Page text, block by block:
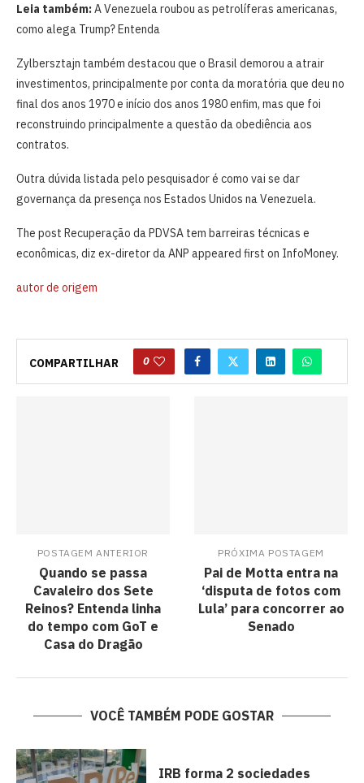
Leia também:A Venezuela roubou as petrolíferas americanas,
como alega Trump? Entenda
Zylbersztajn também destacou que o Brasil demorou a atrair
investimentos, principalmente por conta da moratória que deu no
final dos anos 1970 e início dos anos 1980 enfim, mas que foi
reconstruindo principalmente a questão da obediência aos
contratos.
Outra dúvida listada pelo pesquisador é como vai se dar
governança da presença nos Estados Unidos na Venezuela.
The post Recuperação da PDVSA tem barreiras técnicas e
econômicas, diz ex-diretor da ANP appeared first on InfoMoney.
autor de origem
COMPARTILHAR 0
POSTAGEM ANTERIOR
Quando se passa
Cavaleiro dos Sete
Reinos? Entenda linha
do tempo com GoT e
Casa do Dragão
PRÓXIMA POSTAGEM
Pai de Motta entra na
‘disputa de fotos com
Lula’ para concorrer ao
Senado
VOCÊ TAMBÉM PODE GOSTAR
IRB forma 2 sociedades